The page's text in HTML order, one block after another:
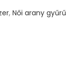
, Női arany gyűrű